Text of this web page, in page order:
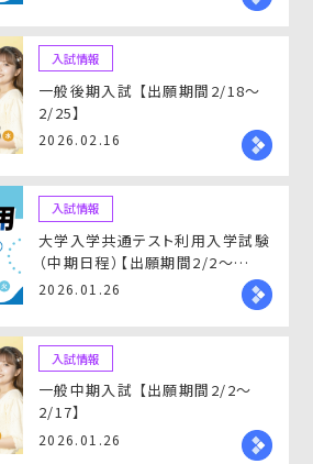
入試情報
一般後期入試 【出願期間2/18～
2/25】
2026.02.16
入試情報
大学入学共通テスト利用入学試験
（中期日程）【出願期間2/2～
2/17】
2026.01.26
入試情報
一般中期入試 【出願期間2/2～
2/17】
2026.01.26